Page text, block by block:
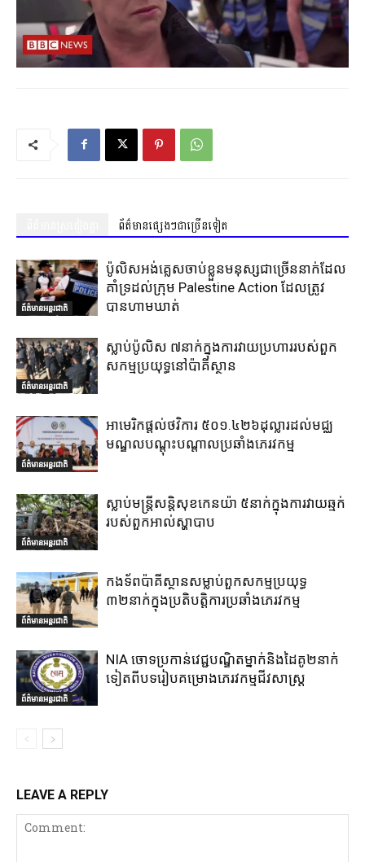
ព័ត៌មានផ្សេងៗជាច្រើនទៀត
ព័ត៌មានអន្តរជាតិ
ប៉ូលិសអង់គ្លេសចាប់ខ្លួនមនុស្សជាច្រើននាក់ដែល
គាំទ្រដល់ក្រុម Palestine Action ដែលត្រូវ
បានហាមឃាត់
ព័ត៌មានអន្តរជាតិ
ស្លាប់ប៉ូលិស ៧នាក់ក្នុងការវាយប្រហាររបស់ពួក
សកម្មប្រយុទ្ធនៅប៉ាគីស្ថាន
ព័ត៌មានអន្តរជាតិ
អាមេរិកផ្តល់ថវិការ ៥០១.៤២៦ដុល្លារដល់មជ្ឈ
មណ្ឌលបណ្តុះបណ្តាលប្រឆាំងភេរវកម្ម
ព័ត៌មានអន្តរជាតិ
ស្លាប់មន្ត្រីសន្តិសុខកេនយ៉ា ៥នាក់ក្នុងការវាយឆ្មក់
របស់ពួកអាល់ស្ហាបាប
ព័ត៌មានអន្តរជាតិ
កងទ័ពប៉ាគីស្ថានសម្លាប់ពួកសកម្មប្រយុទ្ធ
៣២នាក់ក្នុងប្រតិបត្តិការប្រឆាំងភេរវកម្ម
ព័ត៌មានអន្តរជាតិ
NIA ចោទប្រកាន់វេជ្ជបណ្ឌិតម្នាក់និងដៃគូ២នាក់
ទៀតពីបទរៀបគម្រោងភេរវកម្មជីវសាស្ត្រ
LEAVE A REPLY